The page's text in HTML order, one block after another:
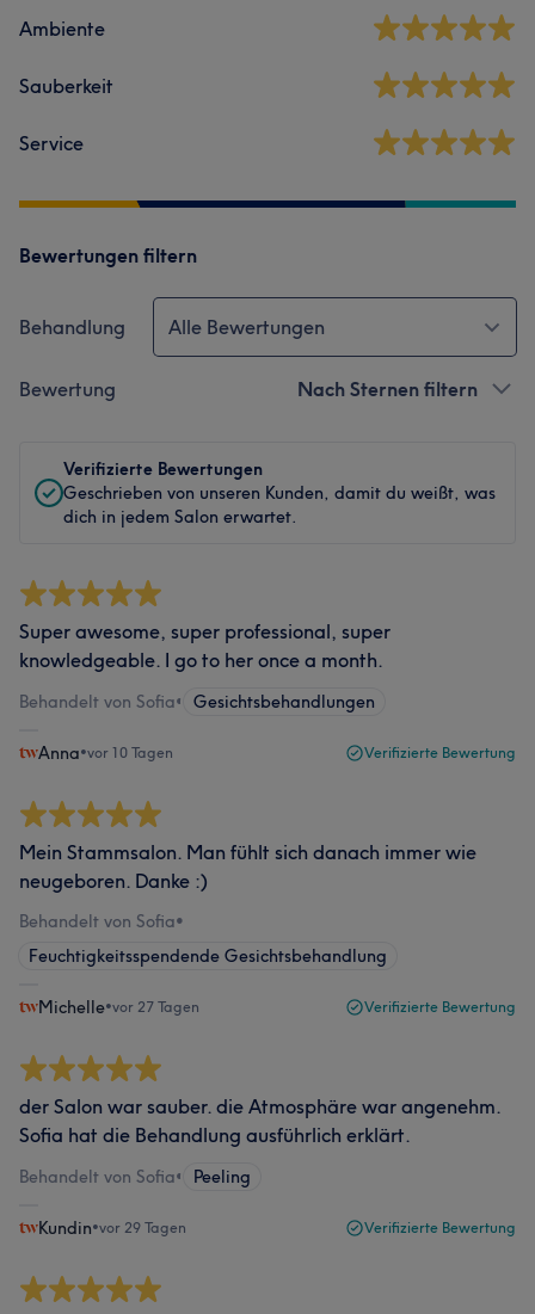
Ambiente
Sauberkeit
Service
Bewertungen filtern
Behandlung Alle Bewertungen
Bewertung Nach Sternen filtern
Verifizierte Bewertungen
Geschrieben von unseren Kunden, damit du weißt, was
dich in jedem Salon erwartet.
Super awesome, super professional, super
knowledgeable. I go to her once a month.
Behandelt von Sofia• Gesichtsbehandlungen
Anna•vor 10 Tagen Verifizierte Bewertung
Mein Stammsalon. Man fühlt sich danach immer wie
neugeboren. Danke :)
Behandelt von Sofia•
Feuchtigkeitsspendende Gesichtsbehandlung
Michelle•vor 27 Tagen Verifizierte Bewertung
der Salon war sauber. die Atmosphäre war angenehm.
Sofia hat die Behandlung ausführlich erklärt.
Behandelt von Sofia• Peeling
Kundin•vor 29 Tagen Verifizierte Bewertung